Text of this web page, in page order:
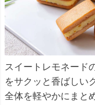
スイートレモネード
をサクッと香ばしい
全体を軽やかにまと